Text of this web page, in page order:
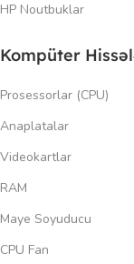
HP Noutbuklar
Kompüter
Prosessorlar (CPU)
Anaplatalar
Videokartlar
RAM
Maye Soyuducu
CPU Fan